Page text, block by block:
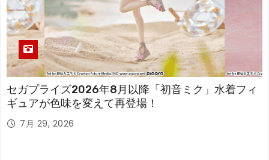
セガプライズ2026年8月以降「初音ミク」水着フィ
ギュアが色味を変えて再登場！
7月 29, 2026